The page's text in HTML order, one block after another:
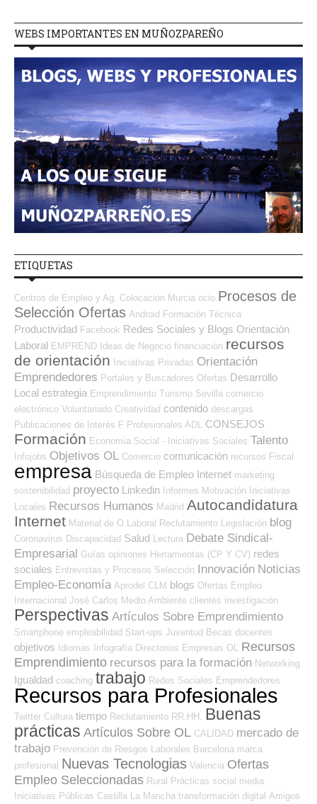
WEBS IMPORTANTES EN MUÑOZPAREÑO
ETIQUETAS
Centros de Empleo y Ag. Colocación Murcia ocio Procesos de
Selección Ofertas Android Formación Técnica
Productividad Facebook Redes Sociales y Blogs Orientación
Laboral EMPREND Ideas de Negocio financiación recursos
de orientación
Iniciativas Privadas Orientación
Emprendedores Portales y Buscadores Ofertas Desarrollo
Local estrategia Emprendimiento Turismo Sevilla comercio
electrónico Voluntariado Creatividad contenido descargas
Publicaciones de Interés F Profesionales ADL CONSEJOS
Formación Economía Social - Iniciativas Sociales Talento
Infojobs Objetivos OL Comercio comunicación recursos Fiscal
empresa Búsqueda de Empleo Internet marketing
sostenibilidad proyecto Linkedin Informes Motivación
Iniciativas
Locales Recursos Humanos Madrid Autocandidatura
Internet Material de O.Laboral Reclutamiento Legislación blog
Coronavirus Discapacidad Salud Lectura Debate Sindical-
Empresarial Guías opiniones Herramientas (CP Y CV) redes
sociales Entrevistas y Procesos Selección Innovación Noticias
Empleo-Economía Aprodel CLM blogs Ofertas Empleo
Internacional José Carlos Medio Ambiente clientes investigación
Perspectivas Artículos Sobre Emprendimiento
Smartphone empleabilidad Start-ups Juventud Becas docentes
objetivos Idiomas Infografía Directorios Empresas OL Recursos
Emprendimiento recursos para la formación Networking
Igualdad coaching trabajo Redes Sociales Emprendedores
Recursos para Profesionales
Twitter Cultura tiempo Reclutamiento RR.HH. Buenas
prácticas Artículos Sobre OL CALIDAD mercado de
trabajo Prevención de Riesgos Laborales Barcelona marca
profesional Nuevas Tecnologias Valencia Ofertas
Empleo Seleccionadas Rural Prácticas social media
Iniciativas Públicas Castilla La Mancha transformación digital Amigos